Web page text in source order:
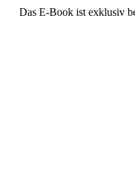
Das E-Book ist exklusiv